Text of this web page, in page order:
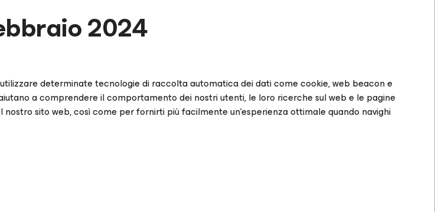
2024
determinate tecnologie di raccolta automatica dei dati come cookie, web beacon e
a comprendere il comportamento dei nostri utenti, le loro ricerche sul web e le pagine
sito web, così come per fornirti più facilmente un'esperienza ottimale quando navighi